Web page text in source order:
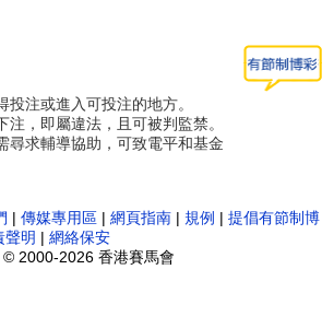
投注或進入可投注的地方。
注，即屬違法，且可被判監禁。
尋求輔導協助，可致電平和基金
| 傳媒專用區 | 網頁指南 | 規例 | 提倡有節制博
聲明 | 網絡保安
2000-2026 香港賽馬會